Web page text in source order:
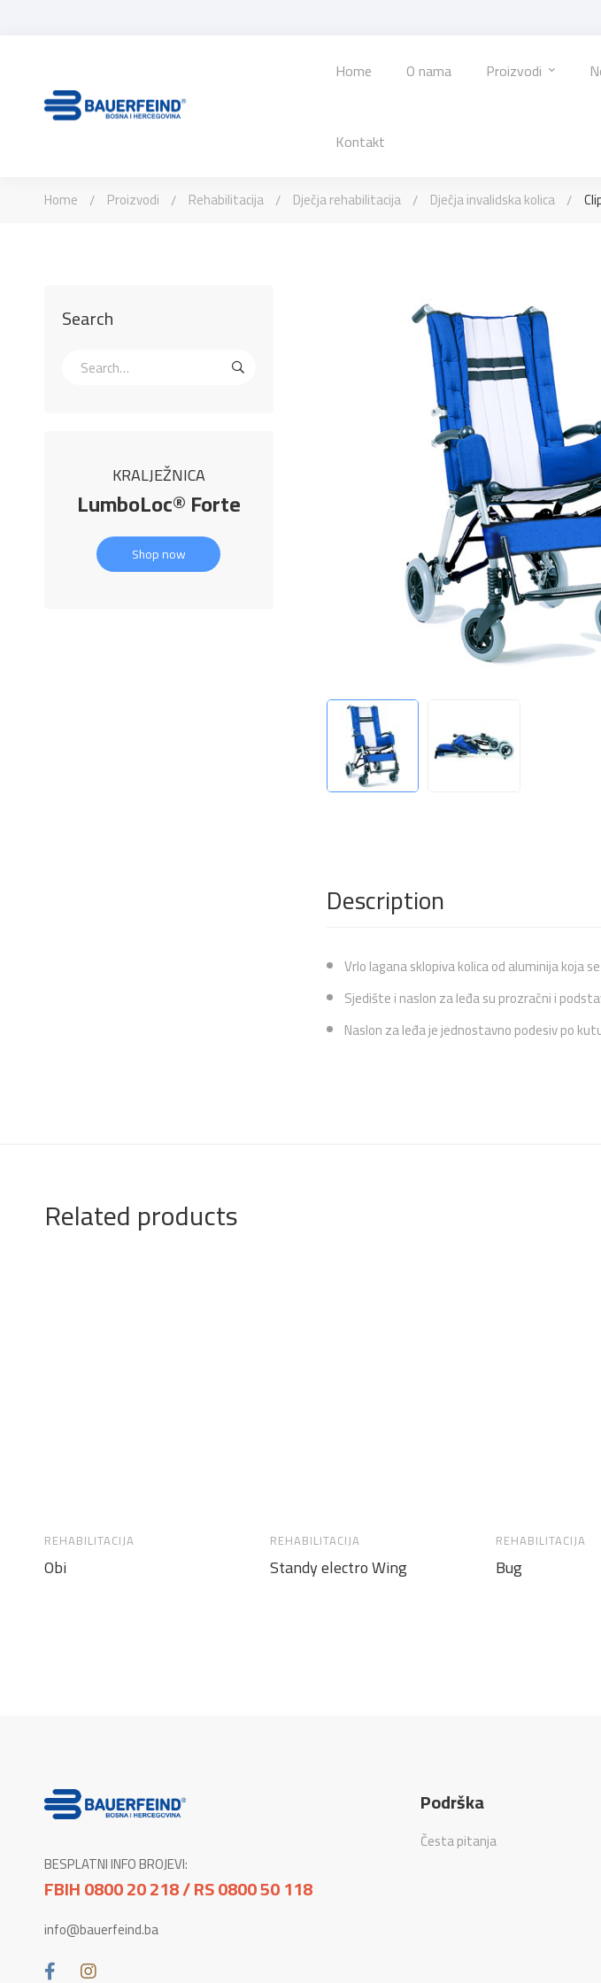
Home O nama Proizvodi
Kontakt
Home Proizvodi Rehabilitacija Dječja rehabilitacija Dječja invalidska kolica
Search
KRALJEŽNICA
LumboLoc® Forte
Shop now
Description
Vrlo lagana sklopiva kolica od aluminija koja
Sjedište i naslon za leđa su prozračni i
Naslon za leđa je jednostavno podesiv po
Related products
REHABILITACIJA
Obi
REHABILITACIJA
Standy electro Wing
REHABILITACIJA
Bug
BESPLATNI INFO BROJEVI:
FBIH 0800 20 218 / RS 0800 50 118
info@bauerfeind.ba
Podrška
Česta pitanja